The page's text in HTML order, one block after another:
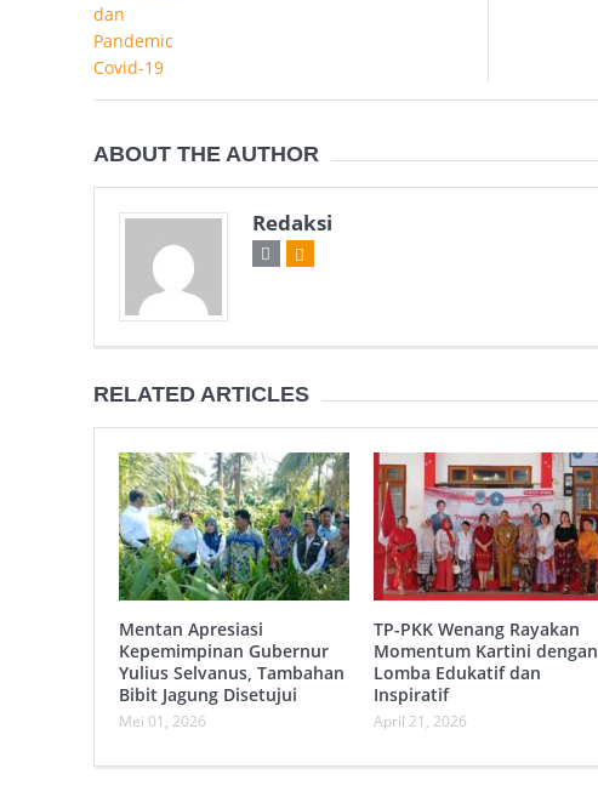
ABOUT THE AUTHOR
Redaksi
RELATED ARTICLES
Mentan Apresiasi
Kepemimpinan Gubernur
Yulius Selvanus, Tambahan
Bibit Jagung Disetujui
Mei 01, 2026
TP-PKK Wenang Rayakan
Momentum Kartini dengan
Lomba Edukatif dan
Inspiratif
April 21, 2026